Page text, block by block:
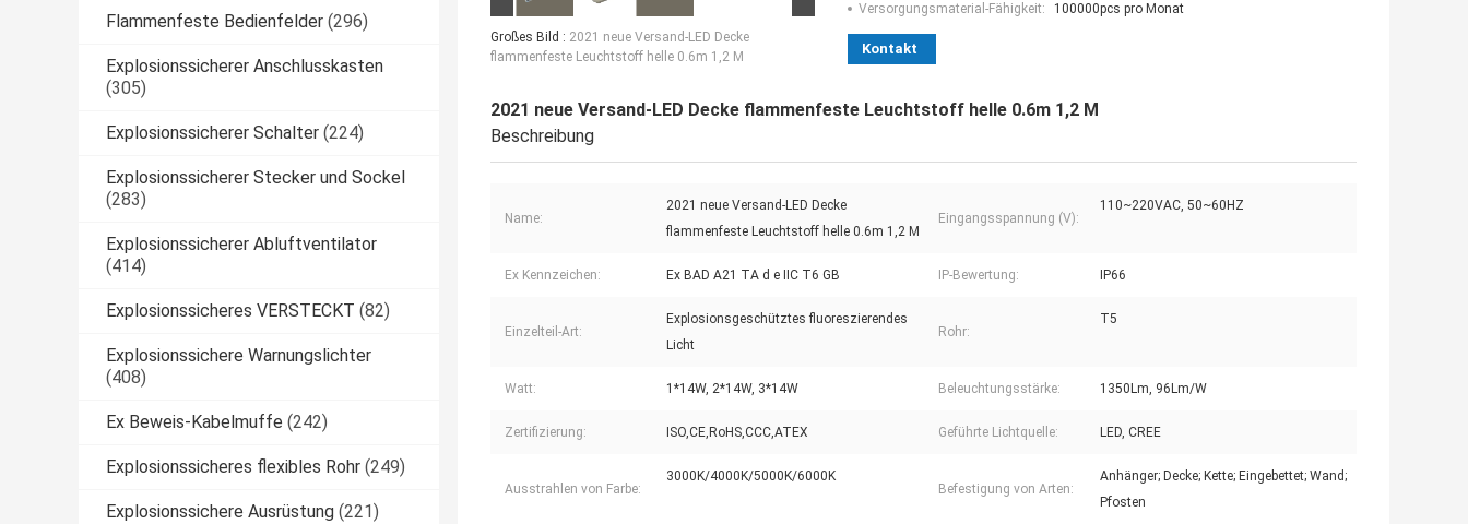
Flammenfeste Bedienfelder (296)
Explosionssicherer Anschlusskasten
(305)
Explosionssicherer Schalter (224)
Explosionssicherer Stecker und Sockel
(283)
Explosionssicherer Abluftventilator
(414)
Explosionssicheres VERSTECKT (82)
Explosionssichere Warnungslichter
(408)
Ex Beweis-Kabelmuffe (242)
Explosionssicheres flexibles Rohr (249)
Explosionssichere Ausrüstung (221)
Großes Bild : 2021 neue Versand-LED Decke
flammenfeste Leuchtstoff helle 0.6m 1,2 M
Versorgungsmaterial-Fähigkeit:
100000pcs pro Monat
Kontakt
2021 neue Versand-LED Decke flammenfeste Leuchtstoff helle 0.6m 1,2 M
Beschreibung
Name:
2021 neue Versand-LED Decke
flammenfeste Leuchtstoff helle 0.6m 1,2 M
Eingangsspannung (V):
110~220VAC, 50~60HZ
Ex Kennzeichen: Ex BAD A21 TA d e IIC T6 GB IP-Bewertung: IP66
Einzelteil-Art:
Explosionsgeschütztes fluoreszierendes
Licht
Rohr:
T5
Watt: 1*14W, 2*14W, 3*14W Beleuchtungsstärke: 1350Lm, 96Lm/W
Zertifizierung: ISO,CE,RoHS,CCC,ATEX Geführte Lichtquelle: LED, CREE
Ausstrahlen von Farbe:
3000K/4000K/5000K/6000K
Befestigung von Arten:
Anhänger; Decke; Kette; Eingebettet; Wand;
Pfosten